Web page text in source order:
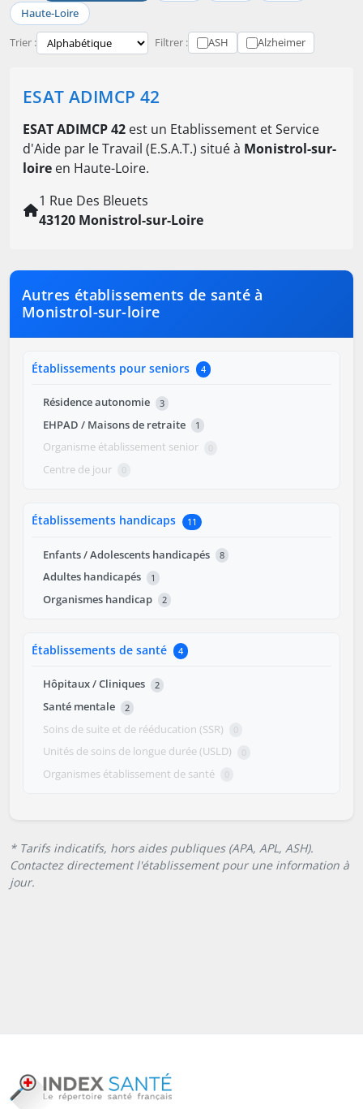
Haute-Loire
Trier : Filtrer : ASH Alzheimer
ESAT ADIMCP 42
ESAT ADIMCP 42 est un Etablissement et Service
d'Aide par le Travail (E.S.A.T.) situé à Monistrol-sur-
loire en Haute-Loire.
1 Rue Des Bleuets
43120 Monistrol-sur-Loire
Autres établissements de santé à
Monistrol-sur-loire
Établissements pour seniors 4
Résidence autonomie 3
EHPAD / Maisons de retraite 1
Organisme établissement senior 0
Centre de jour 0
Établissements handicaps 11
Enfants / Adolescents handicapés 8
Adultes handicapés 1
Organismes handicap 2
Établissements de santé 4
Hôpitaux / Cliniques 2
Santé mentale 2
Soins de suite et de rééducation (SSR) 0
Unités de soins de longue durée (USLD) 0
Organismes établissement de santé 0
* Tarifs indicatifs, hors aides publiques (APA, APL, ASH).
Contactez directement l'établissement pour une information à
jour.